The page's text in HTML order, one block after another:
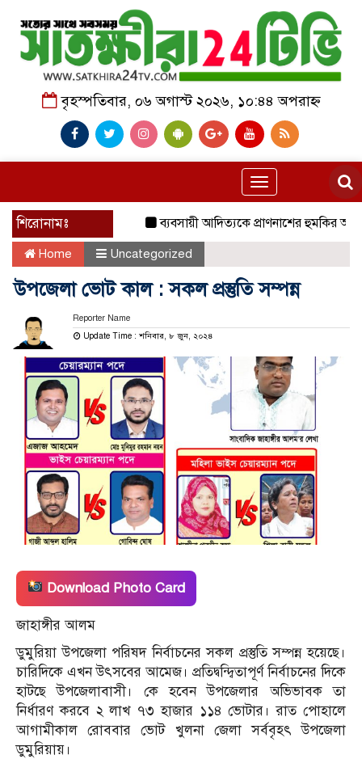
বৃহস্পতিবার, ০৬ অগাস্ট ২০২৬, ১০:৪৪ অপরাহ্ন
Toggle
navigation
শিরোনামঃ
ব্যবসায়ী আদিত্যকে প্রাণনাশের হুমকির অভিযোগ,
Home Uncategorized
উপজেলা ভোট কাল : সকল প্রস্তুতি সম্পন্ন
Reporter Name
Update Time : শনিবার, ৮ জুন, ২০২৪
Download Photo Card
জাহাঙ্গীর আলম
ডুমুরিয়া উপজেলা পরিষদ নির্বাচনের সকল প্রস্তুতি সম্পন্ন হয়েছে।
চারিদিকে এখন উৎসবের আমেজ। প্রতিদ্বন্দ্বিতাপূর্ণ নির্বাচনের দিকে
হাটছে উপজেলাবাসী। কে হবেন উপজেলার অভিভাবক তা
নির্ধারণ করবে ২ লাখ ৭৩ হাজার ১১৪ ভোটার। রাত পোহালে
আগামীকাল রোববার ভোট খুলনা জেলা সর্ববৃহৎ উপজেলা
ডুমুরিয়ায়।